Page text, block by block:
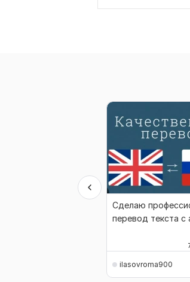
Сделаю
перевод текста с
ilasovroma900